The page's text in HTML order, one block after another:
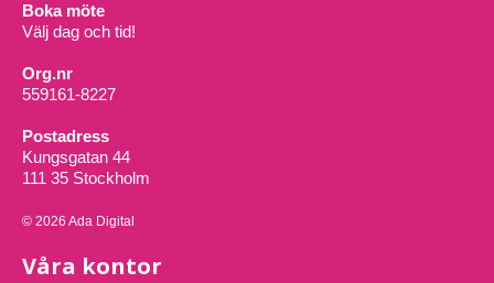
Boka möte
Välj dag och tid!
Org.nr
559161-8227
Postadress
Kungsgatan 44
111 35 Stockholm
© 2026 Ada Digital
Våra kontor